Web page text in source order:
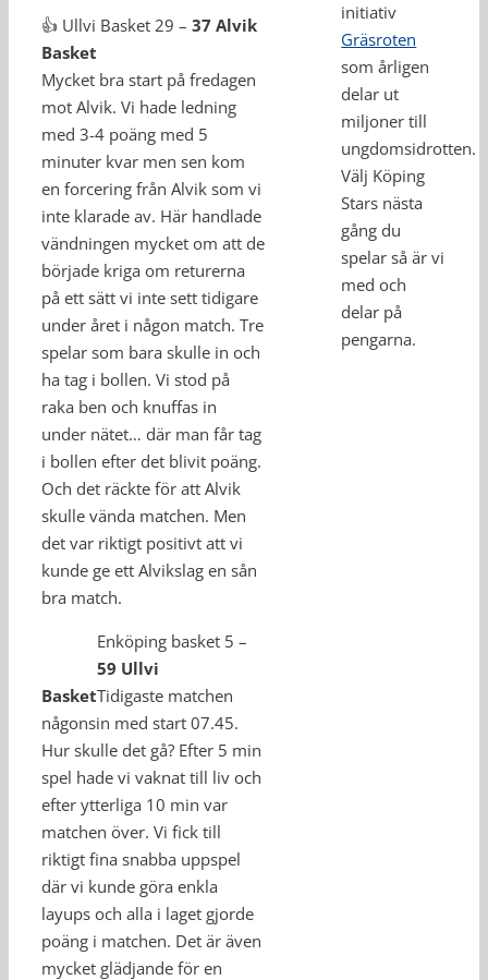
👍 Ullvi Basket 29 – 37 Alvik
Basket
Mycket bra start på fredagen
mot Alvik. Vi hade ledning
med 3-4 poäng med 5
minuter kvar men sen kom
en forcering från Alvik som vi
inte klarade av. Här handlade
vändningen mycket om att de
började kriga om returerna
på ett sätt vi inte sett tidigare
under året i någon match. Tre
spelar som bara skulle in och
ha tag i bollen. Vi stod på
raka ben och knuffas in
under nätet… där man får tag
i bollen efter det blivit poäng.
Och det räckte för att Alvik
skulle vända matchen. Men
det var riktigt positivt att vi
kunde ge ett Alvikslag en sån
bra match.
Enköping basket 5 –
59 Ullvi
BasketTidigaste matchen
någonsin med start 07.45.
Hur skulle det gå? Efter 5 min
spel hade vi vaknat till liv och
efter ytterliga 10 min var
matchen över. Vi fick till
riktigt fina snabba uppspel
där vi kunde göra enkla
layups och alla i laget gjorde
poäng i matchen. Det är även
mycket glädjande för en
initiativ
Gräsroten
som årligen
delar ut
miljoner till
ungdomsidrotten.
Välj Köping
Stars nästa
gång du
spelar så är vi
med och
delar på
pengarna.